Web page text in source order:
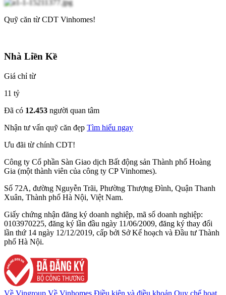
Quỹ căn từ CDT Vinhomes!
Nhà Liền Kề
Giá chỉ từ
11 tỷ
Đã có 12.453 người quan tâm
Nhận tư vấn quỹ căn đẹp Tìm hiểu ngay
Ưu đãi từ chính CDT!
Công ty Cổ phần Sàn Giao dịch Bất động sản Thành phố Hoàng
Gia (một thành viên của công ty CP Vinhomes).
Số 72A, đường Nguyễn Trãi, Phường Thượng Đình, Quận Thanh
Xuân, Thành phố Hà Nội, Việt Nam.
Giấy chứng nhận đăng ký doanh nghiệp, mã số doanh nghiệp:
0103970225, đăng ký lần đầu ngày 11/06/2009, đăng ký thay đổi
lần thứ 14 ngày 12/12/2019, cấp bởi Sở Kế hoạch và Đầu tư Thành
phố Hà Nội.
Về Vingroup Về Vinhomes Điều kiện và điều khoản Quy chế hoạt